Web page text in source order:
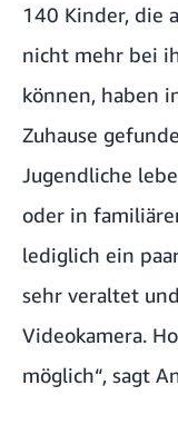
140 Kinder, die
nicht mehr bei
können, haben
Zuhause
Jugendliche
oder in
lediglich ein
sehr veraltet
Videokamera.
möglich“, sagt